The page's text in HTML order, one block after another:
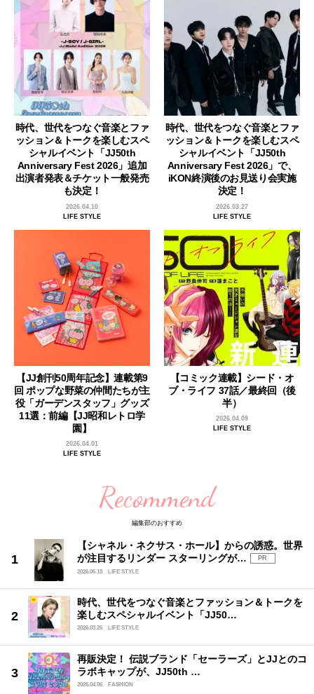
時代、世代をつなぐ音楽とファ
ッション＆トークを楽しむスペ
シャルイベント「JJ50th
Anniversary Fest 2026」追加
出演者発表＆チケット一般発売
も決定！
2026.04.10
LIFE STYLE
時代、世代をつなぐ音楽とファ
ッション＆トークを楽しむスペ
シャルイベント「JJ50th
Anniversary Fest 2026」で、
iKON終演後のお見送り会実施
決定！
2026.03.27
LIFE STYLE
【JJ創刊50周年記念】連載第9
回 ポップな野菜の仲間たちが主
役「ガーデンスタッフ」グッズ
11選：前編【JJ昭和レトロ学
園】
2026.04.01
LIFE STYLE
【コミック連載】シード・オ
ブ・ライフ 37話／最終回（後
半）
2026.04.09
LIFE STYLE
Recommend
編集部のおすすめ
【シャネル・ネクサス・ホール】からの誘惑。世界
が注目するリンダー スターリングが…
PR
2026.06.18
LIFE STYLE
時代、世代をつなぐ音楽とファッション＆トークを
楽しむスペシャルイベント「JJ50…
2026.03.26 LIFE STYLE
再販決定！ 伝説ブランド「セーラーズ」とJJとのコ
ラボキャップが、JJ50th …
2026.04.06 FASHION